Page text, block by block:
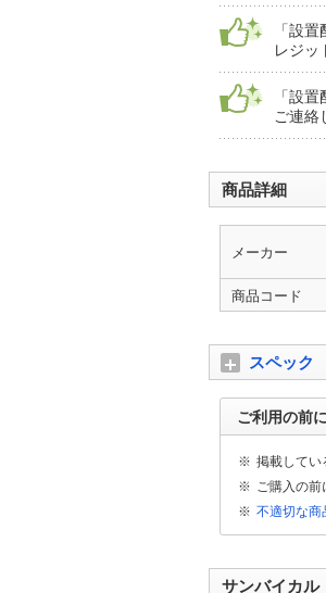
「設
レジッ
「設
ご連絡
商品詳細
メーカー
商品コード
スペック
ご利用の前
※ 掲載してい
※ ご購入の前
※ 不適切な商
サンバイカ